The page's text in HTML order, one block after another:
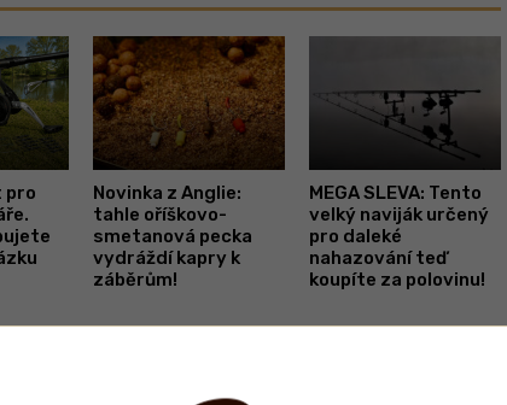
pro
Novinka z Anglie:
tahle oříškovo-
smetanová pecka
vydráždí kapry k
záběrům!
MEGA SLEVA: Tento
velký naviják určený
pro daleké
nahazování teď
koupíte za polovinu!